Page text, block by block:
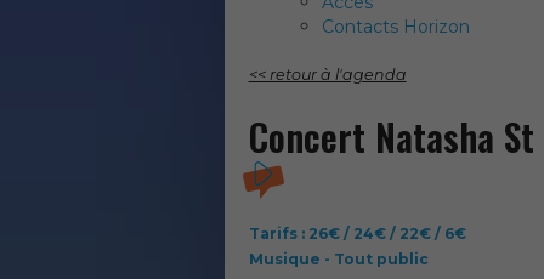
Contacts Horizon
<< retour à l'agenda
Concert Natasha
Tarifs : 26€ / 24€ / 22€ / 6€
Musique - Tout public